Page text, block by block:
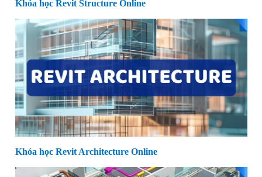
Khóa học Revit Structure Online
Khóa học Revit Architecture Online